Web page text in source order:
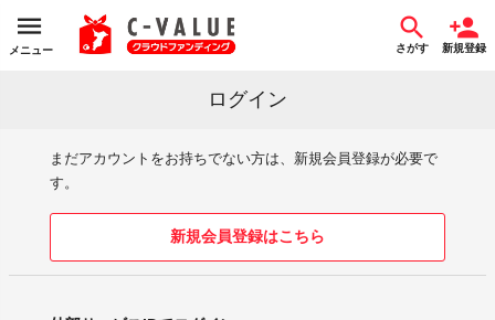
メニュー さがす 新規登録
ログイン
まだアカウントをお持ちでない方は、新規会員登録が必要で
す。
新規会員登録はこちら